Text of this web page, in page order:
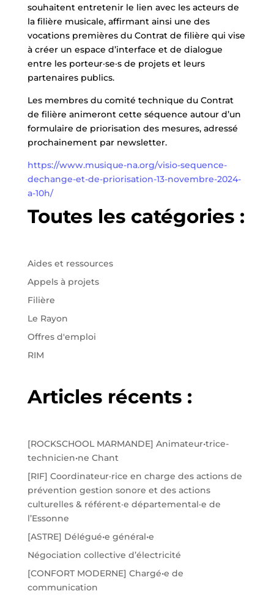
souhaitent entretenir le lien avec les acteurs de
la filière musicale, affirmant ainsi une des
vocations premières du Contrat de filière qui vise
à créer un espace d’interface et de dialogue
entre les porteur·se·s de projets et leurs
partenaires publics.
Les membres du comité technique du Contrat
de filière animeront cette séquence autour d’un
formulaire de priorisation des mesures, adressé
prochainement par newsletter.
https://www.musique-na.org/visio-sequence-
dechange-et-de-priorisation-13-novembre-2024-
a-10h/
Toutes les catégories :
Aides et ressources
Appels à projets
Filière
Le Rayon
Offres d'emploi
RIM
Articles récents :
[ROCKSCHOOL MARMANDE] Animateur•trice-
technicien•ne Chant
[RIF] Coordinateur·rice en charge des actions de
prévention gestion sonore et des actions
culturelles & référent·e départemental·e de
l’Essonne
[ASTRE] Délégué•e général•e
Négociation collective d’électricité
[CONFORT MODERNE] Chargé•e de
communication